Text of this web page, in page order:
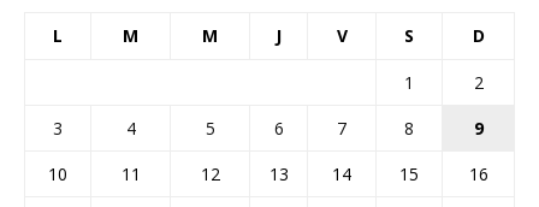
L M M J V S D
1
2
3
4 5 6 7 8
9
10
11 12 13 14 15
16